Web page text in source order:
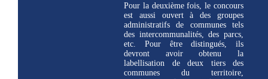
Pour la deuxième fois, le concours
est aussi ouvert à des groupes
administratifs de communes tels
des intercommunalités, des parcs,
etc. Pour être distingués, ils
devront avoir obtenu la
labellisation de deux tiers des
communes du territoire,